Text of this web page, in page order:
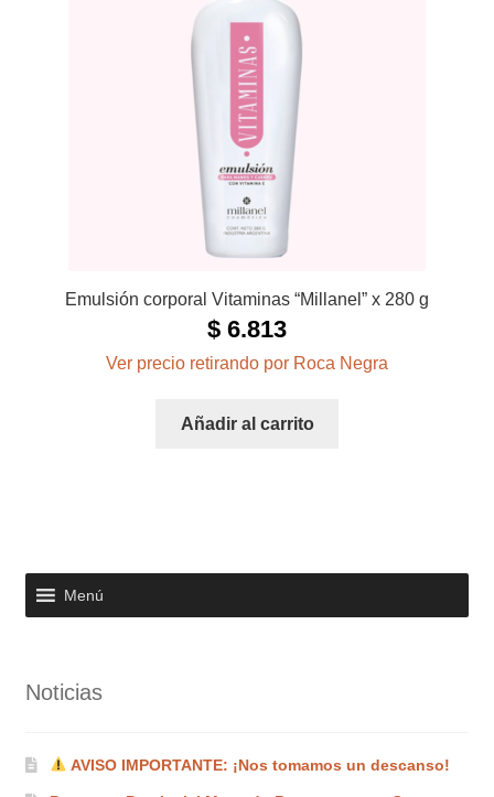
Emulsión corporal Vitaminas “Millanel” x 280 g
$ 6.813
Ver precio retirando por Roca Negra
Añadir al carrito
Menú
Noticias
AVISO IMPORTANTE: ¡Nos tomamos un descanso!